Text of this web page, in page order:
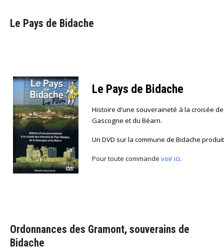
Le Pays de Bidache
Le Pays de Bidache
Histoire d'une souveraineté à la croisée
Gascogne et du Béarn.
Un DVD sur la commune de Bidache
Pour toute commande voir ici.
Ordonnances des Gramont, souverains de
Bidache